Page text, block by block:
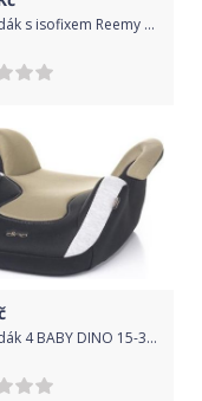
Podsedák s isofixem Reemy Grey 2018
Podsedák 4 BABY DINO 15-36 BEIGE